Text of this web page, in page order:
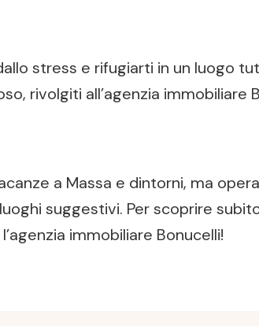
stress e rifugiarti in un luogo
rivolgiti all’agenzia immobiliare
a Massa e dintorni, ma
suggestivi. Per scoprire
immobiliare Bonucelli!